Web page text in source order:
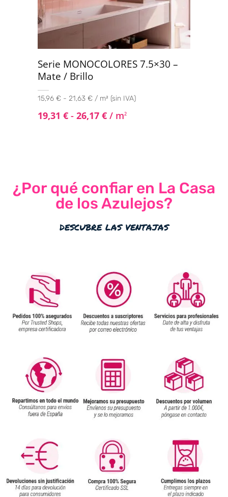
Serie MONOCOLORES 7.5×30 –
Mate / Brillo
15,96 € - 21,63 € / m² (sin IVA)
19,31 € - 26,17 € / m2
¿Por qué confiar en La Casa
de los Azulejos?
descubre las ventajas